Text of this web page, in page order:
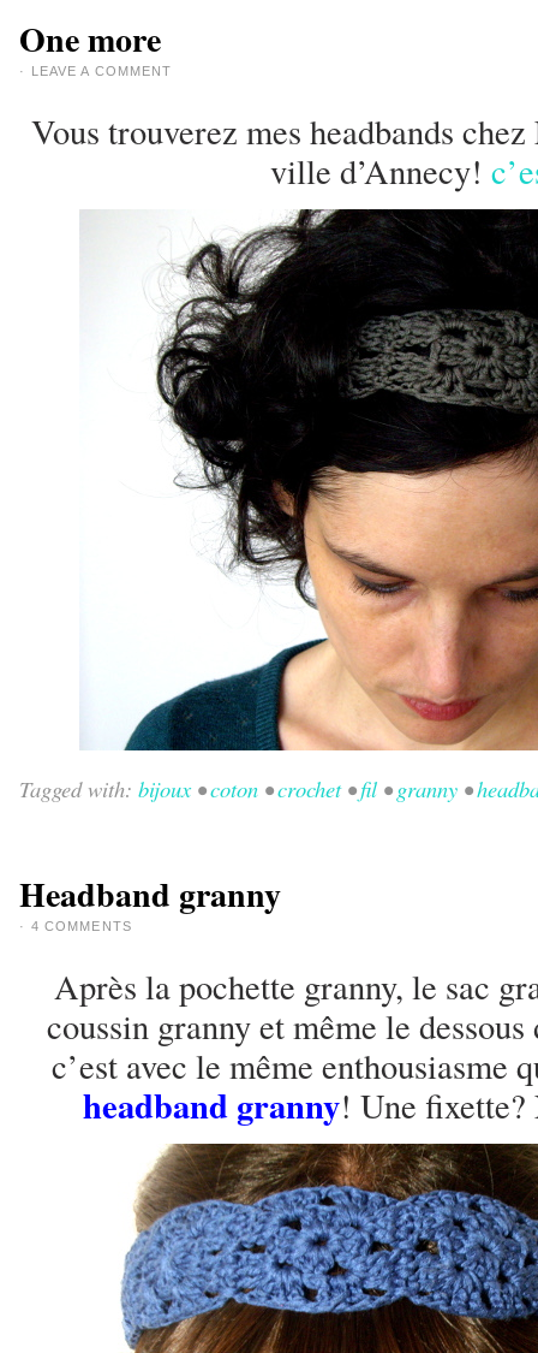
One more
· LEAVE A COMMENT
Vous trouverez mes headbands
ville d’Annecy!
Tagged with: bijoux•coton •crochet•fil •granny •
Headband granny
· 4 COMMENTS
Après la pochette granny, le sac
coussin granny et même le
c’est avec le même enthousiasme
headband granny! Une